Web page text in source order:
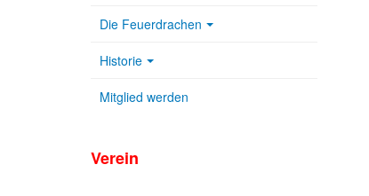
Die Feuerdrachen
Historie
Mitglied werden
Verein